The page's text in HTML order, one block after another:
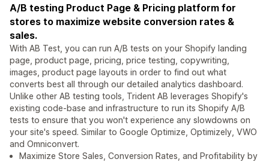
A/B testing Product Page & Pricing platform for
stores to maximize website conversion rates &
sales.
With AB Test, you can run A/B tests on your Shopify landing
page, product page, pricing, price testing, copywriting,
images, product page layouts in order to find out what
converts best all through our detailed analytics dashboard.
Unlike other AB testing tools, Trident AB leverages Shopify's
existing code-base and infrastructure to run its Shopify A/B
tests to ensure that you won't experience any slowdowns on
your site's speed. Similar to Google Optimize, Optimizely, VWO
and Omniconvert.
Maximize Store Sales, Conversion Rates, and Profitability by